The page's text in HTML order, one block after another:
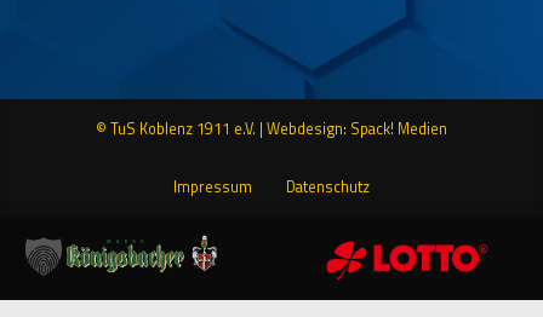
© TuS Koblenz 1911 e.V. | Webdesign: Spack! Medien
Impressum Datenschutz